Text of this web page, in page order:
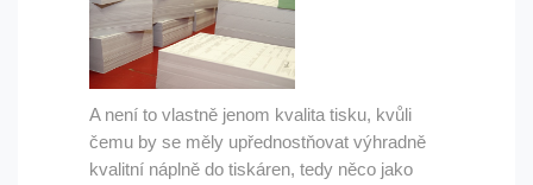
A není to vlastně jenom kvalita tisku, kvůli
čemu by se měly upřednostňovat výhradně
kvalitní náplně do tiskáren, tedy něco jako